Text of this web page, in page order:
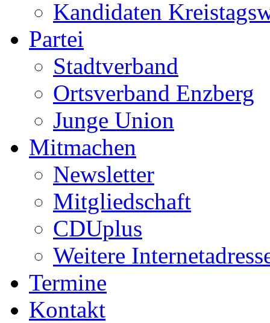
Kandidaten
Partei
Stadtverband
Ortsverband Enzberg
Junge Union
Mitmachen
Newsletter
Mitgliedschaft
CDUplus
Weitere
Termine
Kontakt